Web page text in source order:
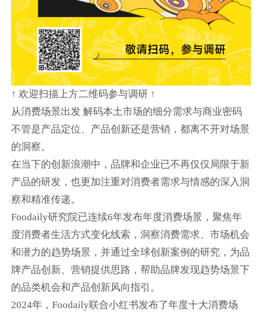
↑ 欢迎扫描上方二维码参与调研 ↑
从消费场景出发 解码本土市场的细分需求与商业密码
不管是产品定位、产品创新还是营销，都离不开对场景
的洞察。
在当下的创新浪潮中，品牌和企业已不再仅仅局限于新
产品的研发，也更加注重对消费者需求与情感的深入洞
察和精准传递。
Foodaily研究院已连续6年发布年度消费场景，聚焦年
度消费者生活方式变化线索，洞察消费需求、市场机会
和潜力的趋势场景，并通过全球创新案例的研究，为品
牌产品创新、营销提供思路，帮助品牌发现趋势场景下
的品类机会和产品创新风向指引。
2024年，Foodaily联合小红书发布了年度十大消费场